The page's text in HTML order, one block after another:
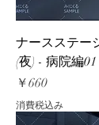
ナースステー
(夜) - 病院編01
価格
￥660
消費税込み